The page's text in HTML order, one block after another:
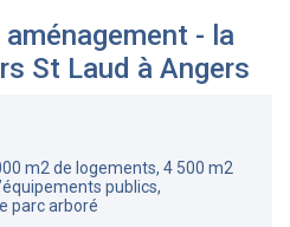
- la
St Laud à Angers
m2 de logements, 4 500 m2
publics,
parc arboré